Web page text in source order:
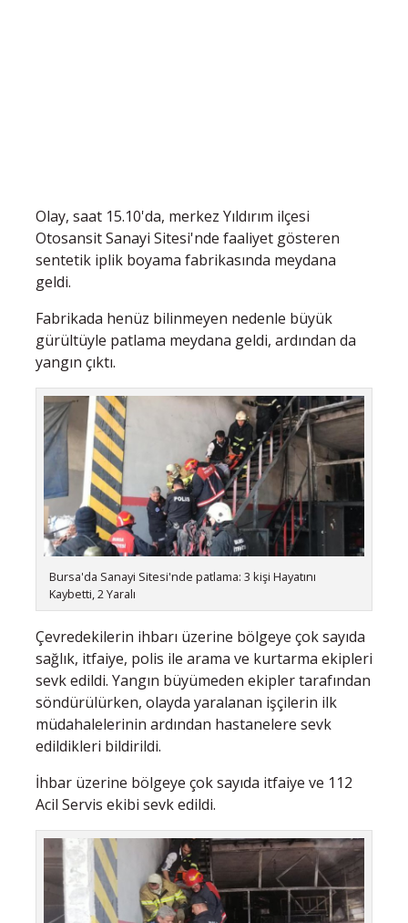
Olay, saat 15.10'da, merkez Yıldırım ilçesi
Otosansit Sanayi Sitesi'nde faaliyet gösteren
sentetik iplik boyama fabrikasında meydana
geldi.
Fabrikada henüz bilinmeyen nedenle büyük
gürültüyle patlama meydana geldi, ardından da
yangın çıktı.
Bursa'da Sanayi Sitesi'nde patlama: 3 kişi Hayatını
Kaybetti, 2 Yaralı
Çevredekilerin ihbarı üzerine bölgeye çok sayıda
sağlık, itfaiye, polis ile arama ve kurtarma ekipleri
sevk edildi. Yangın büyümeden ekipler tarafından
söndürülürken, olayda yaralanan işçilerin ilk
müdahalelerinin ardından hastanelere sevk
edildikleri bildirildi.
İhbar üzerine bölgeye çok sayıda itfaiye ve 112
Acil Servis ekibi sevk edildi.